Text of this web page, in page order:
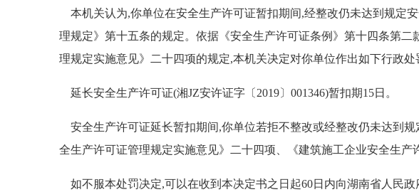
本机关认为,你单位在安全生产许可证暂扣期间,经整改仍未达到规定
理规定》第十五条的规定。依据《安全生产许可证条例》第十四条第
理规定实施意见》二十四项的规定,本机关决定对你单位作出如下行政处
延长安全生产许可证(湘JZ安许证字〔2019〕001346)暂扣期15日。
安全生产许可证延长暂扣期间,你单位若拒不整改或经整改仍未达到
全生产许可证管理规定实施意见》二十四项、《建筑施工企业安全生
如不服本处罚决定,可以在收到本决定书之日起60日内向湖南省人民